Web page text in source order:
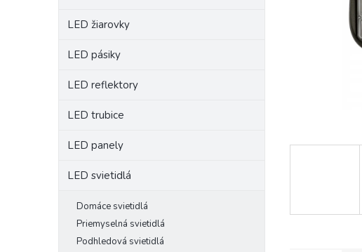
LED žiarovky
LED pásiky
LED reflektory
LED trubice
LED panely
LED svietidlá
Domáce svietidlá
Priemyselná svietidlá
Podhledová svietidlá